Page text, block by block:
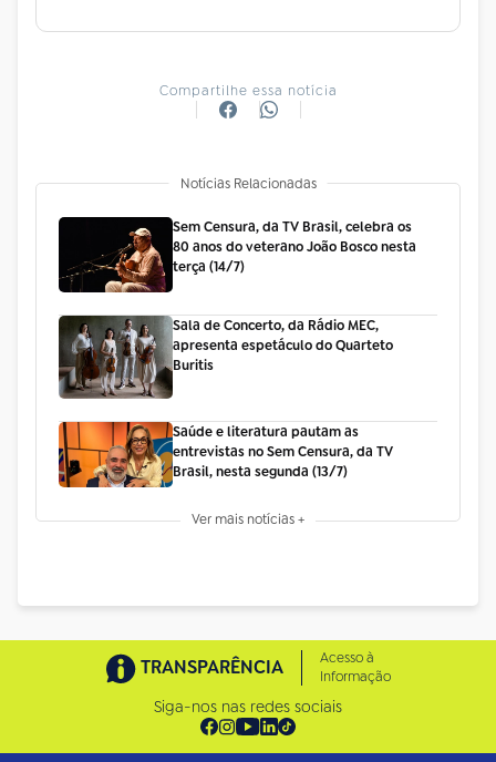
Compartilhe essa notícia
Notícias Relacionadas
Sem Censura, da TV Brasil, celebra os
80 anos do veterano João Bosco nesta
terça (14/7)
Sala de Concerto, da Rádio MEC,
apresenta espetáculo do Quarteto
Buritis
Saúde e literatura pautam as
entrevistas no Sem Censura, da TV
Brasil, nesta segunda (13/7)
Ver mais notícias +
TRANSPARÊNCIA
Acesso à
Informação
Siga-nos nas redes sociais